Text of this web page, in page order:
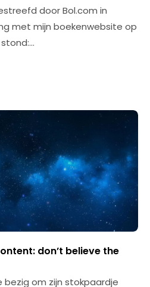
door Bol.com in
met mijn boekenwebsite op
don’t believe the
bezig om zijn stokpaardje